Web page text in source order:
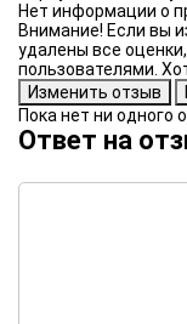
Нет информации о
Внимание! Если вы
удалены все
пользователями.
Пока нет ни
Ответ на